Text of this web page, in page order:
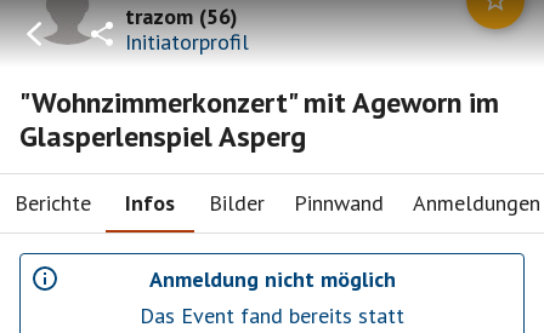
trazom(56)
Initiatorprofil
"Wohnzimmerkonzert" mit Ageworn im
Glasperlenspiel Asperg
Berichte Infos Bilder Pinnwand Anmeldungen
Anmeldung nicht möglich
Das Event fand bereits statt